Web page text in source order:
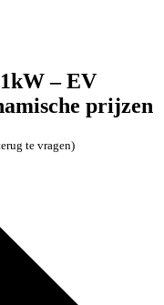
– EV
prijzen
te vragen)